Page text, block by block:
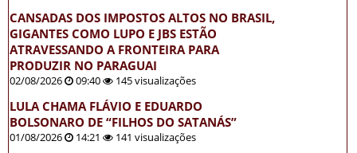
CANSADAS DOS IMPOSTOS ALTOS NO BRASIL,
GIGANTES COMO LUPO E JBS ESTÃO
ATRAVESSANDO A FRONTEIRA PARA
PRODUZIR NO PARAGUAI
02/08/2026 09:40 145 visualizações
LULA CHAMA FLÁVIO E EDUARDO
BOLSONARO DE “FILHOS DO SATANÁS”
01/08/2026 14:21 141 visualizações